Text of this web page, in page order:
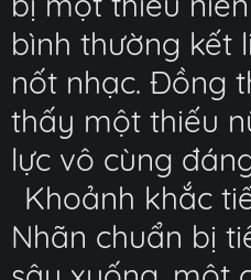
bình thường kết
nốt nhạc. Đồng
thấy một thiếu
lực vô cùng
Khoảnh khắc
Nhãn chuẩn bị